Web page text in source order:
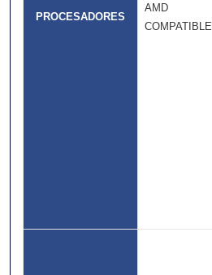
PROCESADORES
AMD
COMPATIBLE